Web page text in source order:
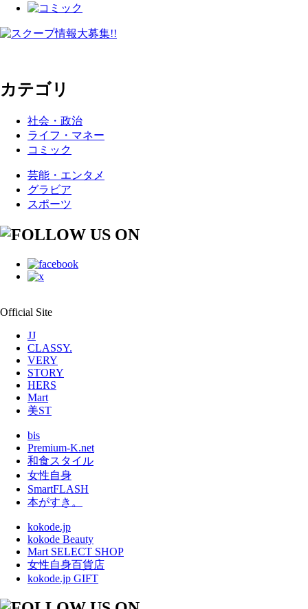
カテゴリ
社会・政治
ライフ・マネー
コミック
芸能・エンタメ
グラビア
スポーツ
Official Site
JJ
CLASSY.
VERY
STORY
HERS
Mart
美ST
bis
Premium-K.net
和食スタイル
女性自身
SmartFLASH
本がすき。
kokode.jp
kokode Beauty
Mart SELECT SHOP
女性自身百貨店
kokode.jp GIFT